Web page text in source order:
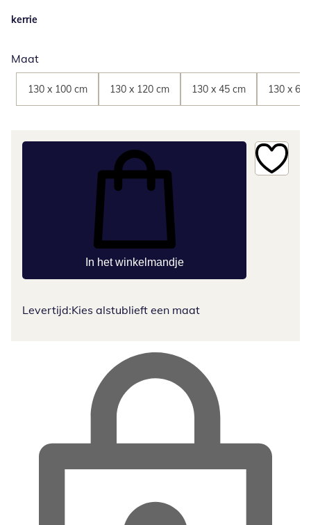
kerrie
Maat
130 x 100 cm 130 x 120 cm 130 x 45 cm 130 x 60
In het winkelmandje
Levertijd:Kies alstublieft een maat